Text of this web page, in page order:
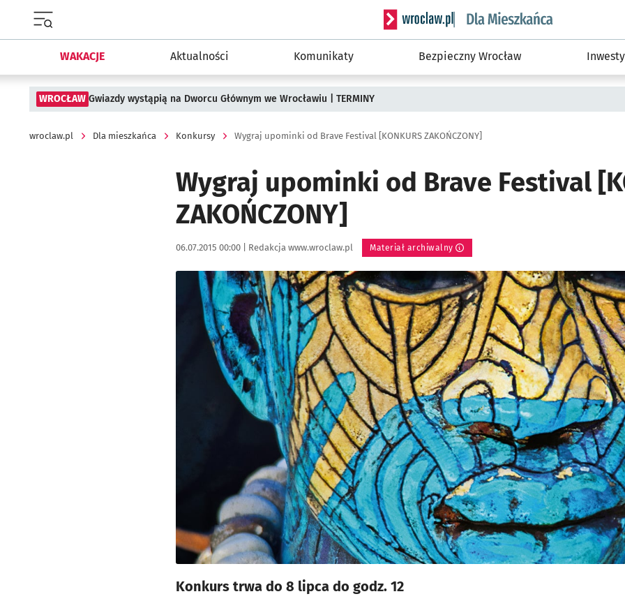
Serwis informacyjny wroclaw.pl podserwis: Dla
WAKACJE Aktualności Komunikaty Bezpieczny Wrocław
WROCŁAW Gwiazdy wystąpią na Dworcu Głównym we Wrocławiu | TERMINY
wroclaw.pl Dla mieszkańca Konkursy Wygraj upominki od Brave Festival [KONKURS ZAKOŃCZONY]
Wygraj upominki od Brave Festival
ZAKOŃCZONY]
Data publikacji:
06.07.2015 00:00 | Autor:
Redakcja www.wroclaw.pl Materiał archiwalny
Kliknij, aby powiększyć
Konkurs trwa do 8 lipca do godz. 12